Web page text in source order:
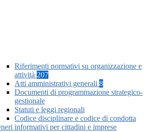
Riferimenti normativi su organizzazione e
attività 207
Atti amministrativi generali 8
Documenti di programmazione strategico-
gestionale
Statuti e leggi regionali
Codice disciplinare e codice di condotta
informativi per cittadini e imprese